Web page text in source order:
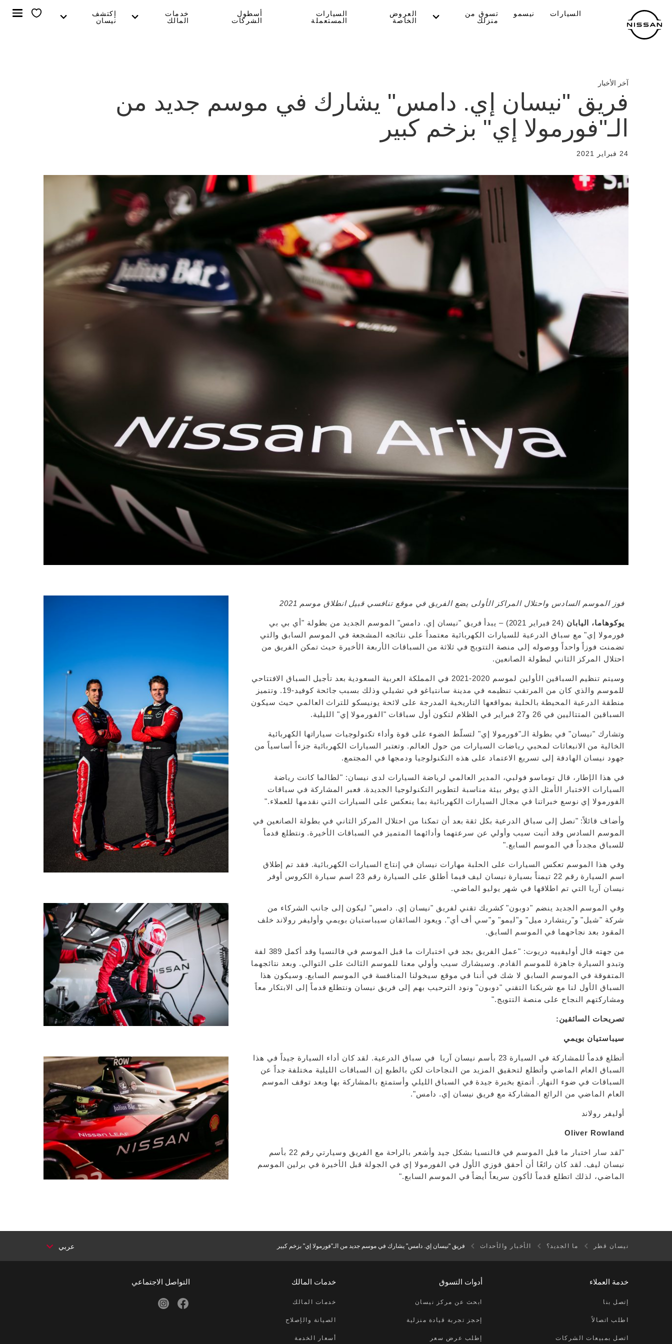
المحتوى
الرئيسي
السيارات نيسمو
تسوق من
منزلك
العروض
الخاصة
السيارات
المستعملة
أسطول
الشركات
خدمات
المالك
إكتشف
نيسان
آخر الأخبار
فريق "نيسان إي. دامس" يشارك في موسم جديد من
الـ"فورمولا إي" بزخم كبير
24 فبراير 2021
فوز الموسم السادس واحتلال المراكز الأولى يضع الفريق في موقع تنافسي قبيل انطلاق موسم 2021
يوكوهاما، اليابان
(24 فبراير 2021) – يبدأ فريق "نيسان إي. دامس" الموسم الجديد من بطولة "أي بي بي
فورمولا إي" مع سباق الدرعية للسيارات الكهربائية معتمداً على نتائجه المشجعة في الموسم السابق والتي
تضمنت فوزاً واحداً ووصوله إلى منصة التتويج في ثلاثة من السباقات الأربعة الأخيرة حيث تمكن الفريق من
احتلال المركز الثاني لبطولة الصانعين.
وسيتم تنظيم السباقين الأولين لموسم 2020-2021 في المملكة العربية السعودية بعد تأجيل السباق الافتتاحي
للموسم والذي كان من المرتقب تنظيمه في مدينة سانتياغو في تشيلي وذلك بسبب جائحة كوفيد-19. وتتميز
منطقة الدرعية المحيطة بالحلبة بمواقعها التاريخية المدرجة على لائحة يونيسكو للتراث العالمي حيث سيكون
السباقين المتتاليين في 26 و27 فبراير في الظلام لتكون أول سباقات "الفورمولا إي" الليلية.
وتشارك "نيسان" في بطولة الـ"فورمولا إي" لتسلّط الضوء على قوة وأداء تكنولوجيات سياراتها الكهربائية
الخالية من الانبعاثات لمحبي رياضات السيارات من حول العالم. وتعتبر السيارات الكهربائية جزءاً أساسياً من
جهود نيسان الهادفة إلى تسريع الاعتماد على هذه التكنولوجيا ودمجها في المجتمع.
في هذا الإطار، قال توماسو فولبي، المدير العالمي لرياضة السيارات لدى نيسان: "لطالما كانت رياضة
السيارات الاختبار الأمثل الذي يوفر بيئة مناسبة لتطوير التكنولوجيا الجديدة. فعبر المشاركة في سباقات
الفورمولا إي نوسع خبراتنا في مجال السيارات الكهربائية بما ينعكس على السيارات التي نقدمها للعملاء."
وأضاف قائلاً: "نصل إلى سباق الدرعية بكل ثقة بعد أن تمكنا من احتلال المركز الثاني في بطولة الصانعين في
الموسم السادس وقد أثبت سيب وأولي عن سرعتهما وأدائهما المتميز في السباقات الأخيرة. ونتطلع قدماً
للسباق مجدداً في الموسم السابع."
وفي هذا الموسم تعكس السيارات على الحلبة مهارات نيسان في إنتاج السيارات الكهربائية. فقد تم إطلاق
اسم السيارة رقم 22 تيمناً بسيارة نيسان ليف فيما أطلق على السيارة رقم 23 اسم سيارة الكروس أوفر
نيسان آريا التي تم اطلاقها في شهر يوليو الماضي.
وفي الموسم الجديد ينضم "دوبون" كشريك تقني لفريق "نيسان إي. دامس" ليكون إلى جانب الشركاء من
شركة "شيل" و"ريتشارد ميل" و"ليمو" و"سي أف أي". ويعود السائقان سيباستيان بويمي وأوليفر رولاند خلف
المقود بعد نجاحهما في الموسم السابق.
من جهته قال أوليفييه دريوت: "عمل الفريق بجد في اختبارات ما قبل الموسم في فالنسيا وقد أكمل 389 لفة
وتبدو السيارة جاهزة للموسم القادم. وسيشارك سيب وأولي معنا للموسم الثالث على التوالي. وبعد نتائجهما
المتفوقة في الموسم السابق لا شك في أننا في موقع سيخولنا المنافسة في الموسم السابع. وسيكون هذا
السباق الأول لنا مع شريكنا التقني "دوبون" ونود الترحيب بهم إلى فريق نيسان ونتطلع قدماً إلى الابتكار معاً
ومشاركتهم النجاح على منصة التتويج."
تصريحات السائقين:
سيباستيان بويمي
أتطلع قدماً للمشاركة في السيارة 23 بأسم نيسان آريا في سباق الدرعية. لقد كان أداء السيارة جيداً في هذا
السباق العام الماضي وأتطلع لتحقيق المزيد من النجاحات لكن بالطبع إن السباقات الليلية مختلفة جداً عن
السباقات في ضوء النهار. أتمتع بخبرة جيدة في السباق الليلي وأستمتع بالمشاركة بها وبعد توقف الموسم
العام الماضي من الرائع المشاركة مع فريق نيسان إي. دامس".
أوليفر رولاند
Oliver Rowland
"لقد سار اختبار ما قبل الموسم في فالنسيا بشكل جيد وأشعر بالراحة مع الفريق وسيارتي رقم 22 بأسم
نيسان ليف. لقد كان رائعًا أن أحقق فوزي الأول في الفورمولا إي في الجولة قبل الأخيرة في برلين الموسم
الماضي، لذلك اتطلع قدماً لأكون سريعاً أيضاً في الموسم السابع."
نيسان قطر ما الجديد؟ الأخبار والأحداث فريق "نيسان إي. دامس" يشارك في موسم جديد من الـ"فورمولا إي" بزخم كبير عربي
خدمة العملاء
إتصل بنا
اطلب اتصالاً
اتصل بمبيعات الشركات
أدوات التسوق
ابحث عن مركز نيسان
إحجز تجربة قيادة منزلية
إطلب عرض سعر
خدمات المالك
خدمات المالك
الصيانة والإصلاح
أسعار الخدمة
التواصل الاجتماعي
facebook